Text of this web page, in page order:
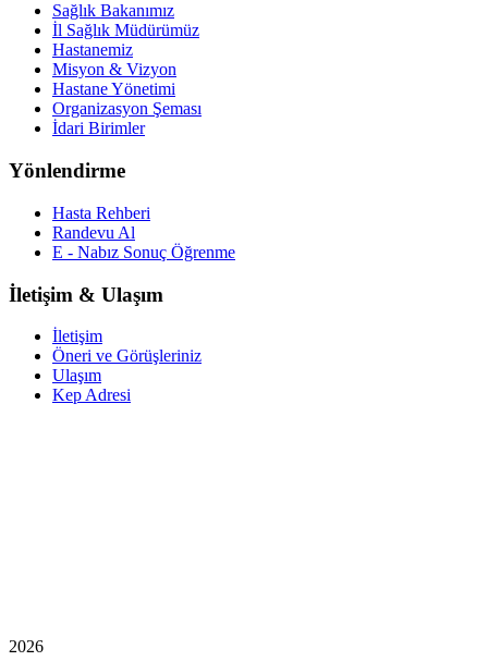
Sağlık Bakanımız
İl Sağlık Müdürümüz
Hastanemiz
Misyon & Vizyon
Hastane Yönetimi
Organizasyon Şeması
İdari Birimler
Yönlendirme
Hasta Rehberi
Randevu Al
E - Nabız Sonuç Öğrenme
İletişim & Ulaşım
İletişim
Öneri ve Görüşleriniz
Ulaşım
Kep Adresi
2026